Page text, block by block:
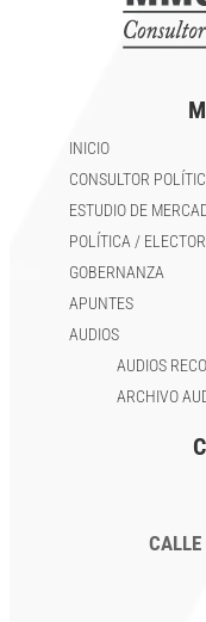
INICIO
CONSULTOR
ESTUDIO DE
POLÍTICA /
GOBERNANZA
APUNTES
AUDIOS
AUDIOS
ARCHIVO